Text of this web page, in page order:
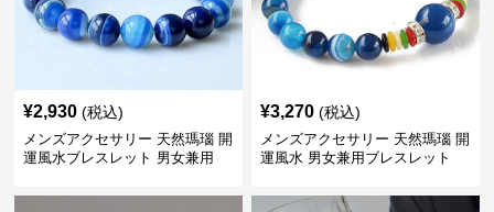
¥2,930 (税込)
メンズアクセサリー 天然瑪瑙 開
運風水ブレスレット 男女兼用
¥3,270 (税込)
メンズアクセサリー 天然瑪瑙 開
運風水 男女兼用ブレスレット